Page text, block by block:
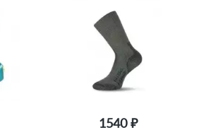
1540 ₽